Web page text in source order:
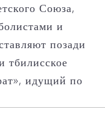
Союза,
и
позади
тбилисское
идущий по